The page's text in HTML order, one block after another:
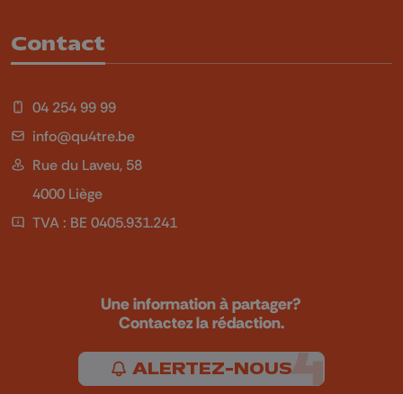
Contact
04 254 99 99
info@qu4tre.be
Rue du Laveu, 58
4000 Liège
TVA : BE 0405.931.241
Une information à partager?
Contactez la rédaction.
ALERTEZ-NOUS